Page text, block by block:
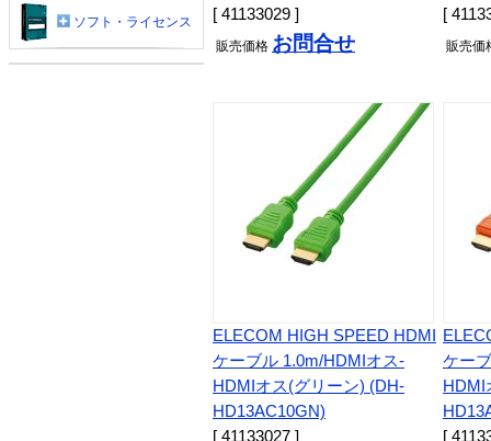
[ 41133029 ]
販売価格 お問合せ
[
販売価
ELECOM HIGH SPEED HDMI
ケーブル 1.0m/HDMIオス-
HDMIオス(グリーン) (DH-
HD13AC10GN)
[ 41133027 ]
ケー
HDMI
[
ソフト・ライセンス